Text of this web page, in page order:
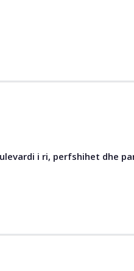
i ri, perfshihet dhe